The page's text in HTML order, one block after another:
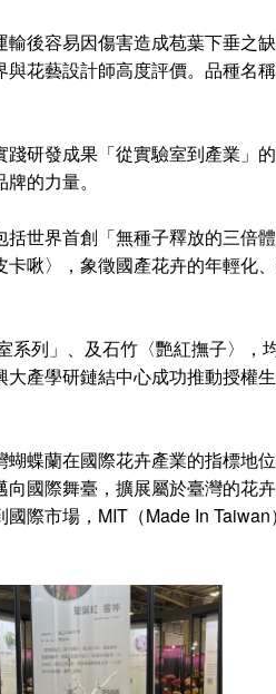
後容易因傷害造成苞葉下垂之
花藝設計師高度評價。品種名
研發成果「從實驗室到產業」
的力量。
世界首創「無種子釋放的三倍
啾〉，象徵國產花卉的年輕化
列」、及石竹〈艷紅撫子〉，
產學研鏈結中心成功推動授權
蝶蘭在國際花卉產業的指標地
國際舞臺，擴展屬於臺灣的花
際市場，MIT（Made In Taiwan